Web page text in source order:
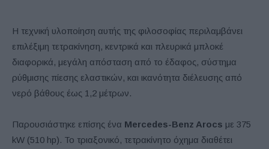
Η τεχνική υλοποίηση αυτής της φιλοσοφίας περιλαμβάνει
επιλέξιμη τετρακίνηση, κεντρικά και πλευρικά μπλοκέ
διαφορικά, μεγάλη απόσταση από το έδαφος, σύστημα
ρύθμισης πίεσης ελαστικών, και ικανότητα διέλευσης από
νερό βάθους έως 1,2 μέτρων.
Παρουσιάστηκε επίσης ένα Mercedes-Benz Arocs με 375
kW (510 hp). Το τριαξονικό, τετρακίνητο όχημα διαθέτει